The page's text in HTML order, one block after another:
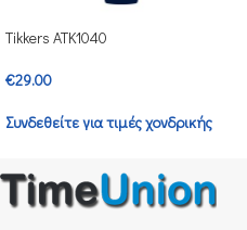
Tikkers ATK1040
€29.00
Συνδεθείτε για τιμές χονδρικής